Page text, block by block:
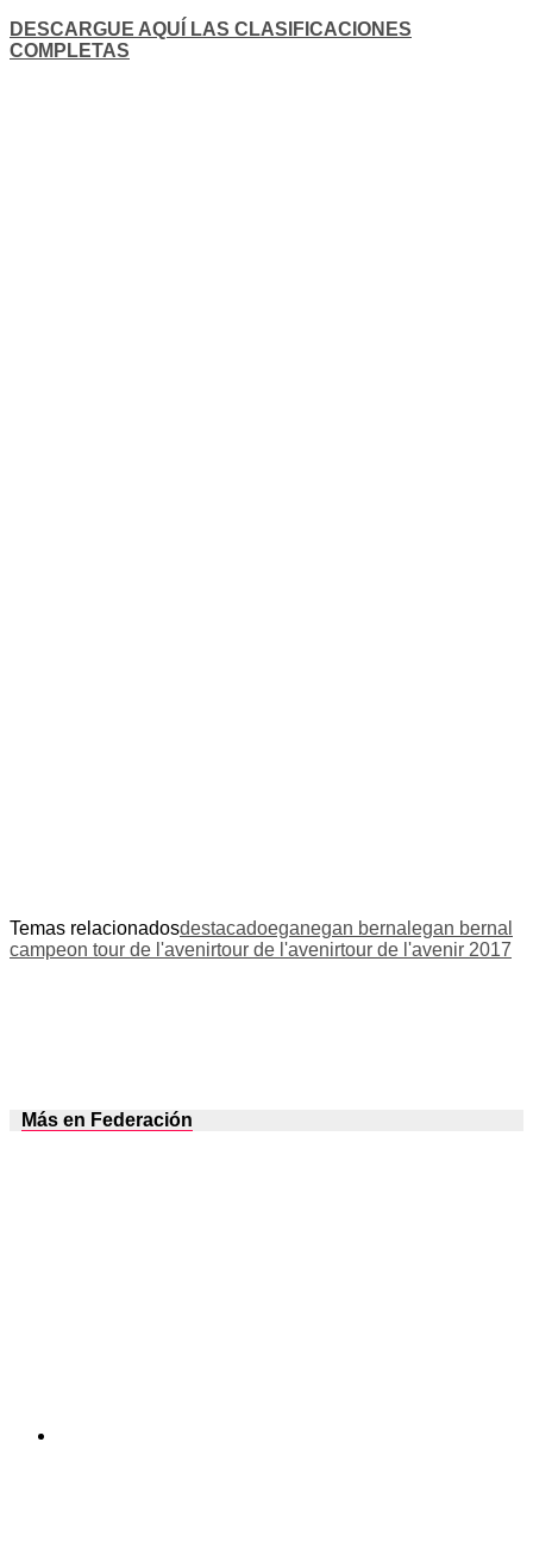
DESCARGUE AQUÍ LAS CLASIFICACIONES
COMPLETAS
Temas relacionadosdestacadoeganegan bernal egan bernal
campeon tour de l'avenirtour de l'avenirtour de l'avenir 2017
Más en Federación